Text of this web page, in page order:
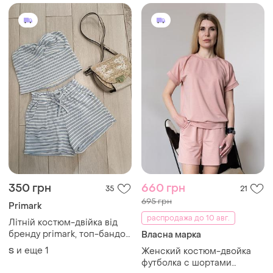
350 грн 35
Primark
Літній костюм-двійка від
бренду primark, топ-бандо
та трикотажних шортів.
бавовна-віскоза, трикотаж у
S и еще 1
660 грн 21
695 грн
распродажа до 10 авг.
Власна марка
Женский костюм-двойка
футболка с шортами